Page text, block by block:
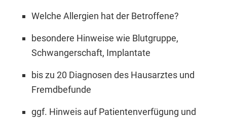
Welche Allergien hat der Betroffene?
besondere Hinweise wie Blutgruppe,
Schwangerschaft, Implantate
bis zu 20 Diagnosen des Hausarztes und
Fremdbefunde
ggf. Hinweis auf Patientenverfügung und